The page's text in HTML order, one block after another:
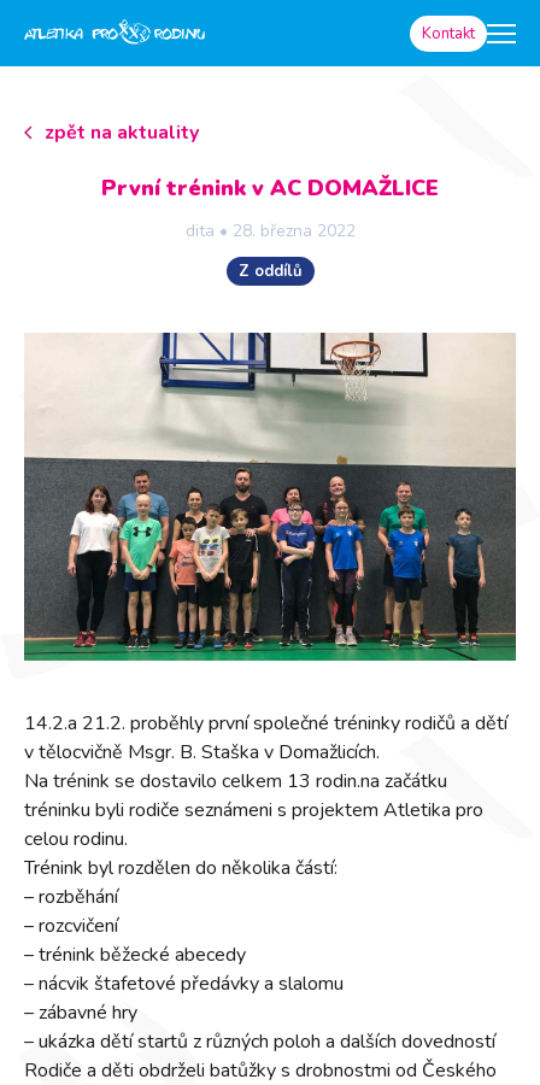
Kontakt
zpět na aktuality
První trénink v AC DOMAŽLICE
dita • 28. března 2022
Z oddílů
14.2.a 21.2. proběhly první společné tréninky rodičů a dětí
v tělocvičně Msgr. B. Staška v Domažlicích.
Na trénink se dostavilo celkem 13 rodin.na začátku
tréninku byli rodiče seznámeni s projektem Atletika pro
celou rodinu.
Trénink byl rozdělen do několika částí:
– rozběhání
– rozcvičení
– trénink běžecké abecedy
– nácvik štafetové předávky a slalomu
– zábavné hry
– ukázka dětí startů z různých poloh a dalších dovedností
Rodiče a děti obdrželi batůžky s drobnostmi od Českého